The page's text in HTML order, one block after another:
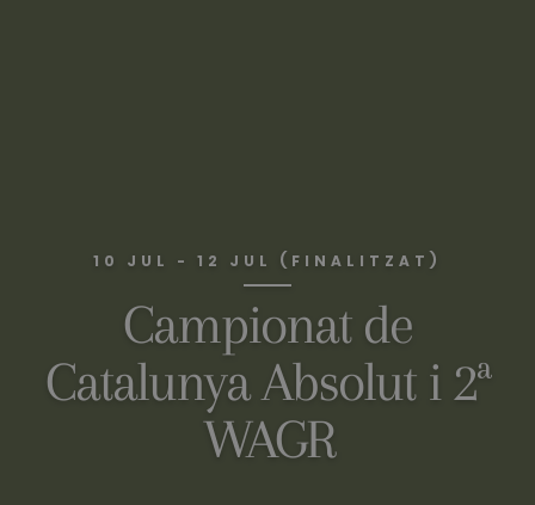
10 JUL - 12 JUL (FINALITZAT)
Campionat de
Catalunya Absolut i 2ª
WAGR